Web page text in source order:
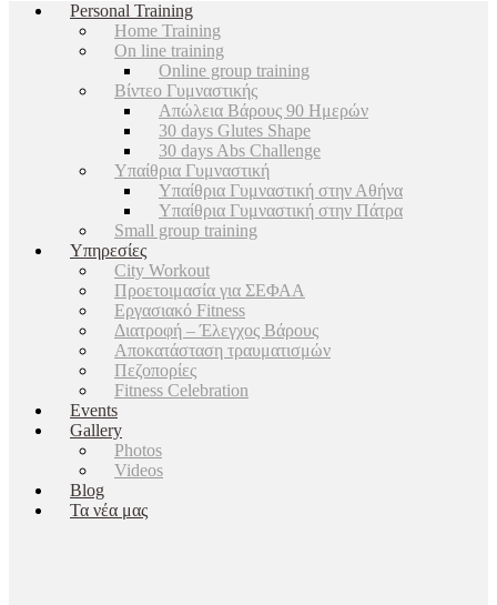
Personal Training
Home Training
On line training
Online group training
Βίντεο Γυμναστικής
Απώλεια Βάρους 90 Ημερών
30 days Glutes Shape
30 days Abs Challenge
Υπαίθρια Γυμναστική
Υπαίθρια Γυμναστική στην Αθήνα
Υπαίθρια Γυμναστική στην Πάτρα
Small group training
Υπηρεσίες
City Workout
Προετοιμασία για ΣΕΦΑΑ
Εργασιακό Fitness
Διατροφή – Έλεγχος Βάρους
Αποκατάσταση τραυματισμών
Πεζοπορίες
Fitness Celebration
Events
Gallery
Photos
Videos
Blog
Τα νέα μας